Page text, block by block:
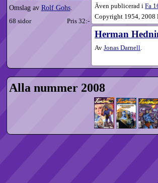
Omslag av Rolf Gohs.
68 sidor Pris 32:-
Även publicerad iFa
Copyright 1954, 2008
Herman
AvJonas Darnell
Alla nummer 2008